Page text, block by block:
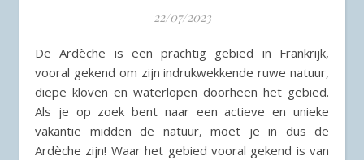
22/07/2023
De Ardèche is een prachtig gebied in Frankrijk,
vooral gekend om zijn indrukwekkende ruwe natuur,
diepe kloven en waterlopen doorheen het gebied.
Als je op zoek bent naar een actieve en unieke
vakantie midden de natuur, moet je in dus de
Ardèche zijn! Waar het gebied vooral gekend is van